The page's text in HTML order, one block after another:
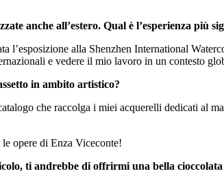
anche all’estero. Qual è l’esperienza più
l’esposizione alla Shenzhen International
e vedere il mio lavoro in un contesto
in ambito artistico?
che raccolga i miei acquerelli dedicati al
le opere di Enza Viceconte!
ti andrebbe di offrirmi una bella